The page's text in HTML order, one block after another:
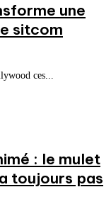
une
sitcom
ces...
: le mulet
toujours pas